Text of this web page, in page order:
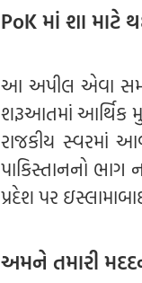
PoK માં શા માટે
આ અપીલ એવા સમયે
શરૂઆતમાં આર્થિક
રાજકીય સ્વરમાં
પાકિસ્તાનનો ભાગ
પ્રદેશ પર
અમને તમારી